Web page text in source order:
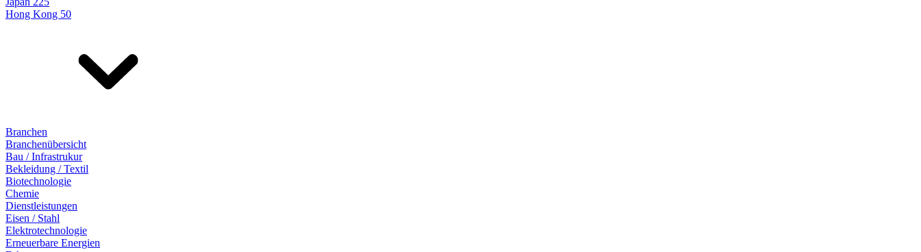
Hong Kong 50
Branchen
Branchenübersicht
Bau / Infrastrukur
Bekleidung / Textil
Biotechnologie
Chemie
Dienstleistungen
Eisen / Stahl
Elektrotechnologie
Erneuerbare Energien